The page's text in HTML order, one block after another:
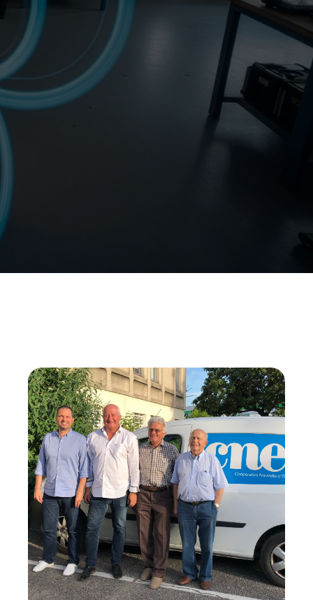
Rencontrons-nous